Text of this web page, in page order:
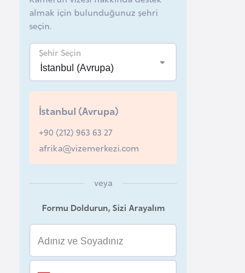
almak için bulunduğunuz şehri
seçin.
Şehir Seçin
İstanbul (Avrupa)
+90 (212) 963 63 27
afrika@vizemerkezi.com
veya
Formu Doldurun, Sizi Arayalım
B
l
a
r
s
B
e
l
i
a